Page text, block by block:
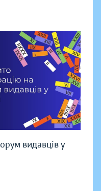
видавців у